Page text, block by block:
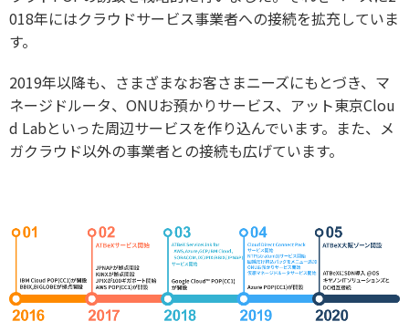
018年にはクラウドサービス事業者への接続を拡充していま
す。
2019年以降も、さまざまなお客さまニーズにもとづき、マ
ネージドルータ、ONUお預かりサービス、アット東京Clou
d Labといった周辺サービスを作り込んでいます。また、メ
ガクラウド以外の事業者との接続も広げています。